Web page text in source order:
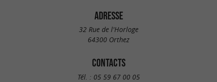
ADRESSE
32 Rue de l'Horloge
64300 Orthez
CONTACTS
Tél. : 05 59 67 00 05